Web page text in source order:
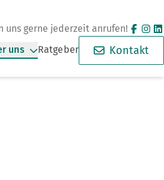
uns gerne jederzeit anrufen!
uns Ratgeber Kontakt